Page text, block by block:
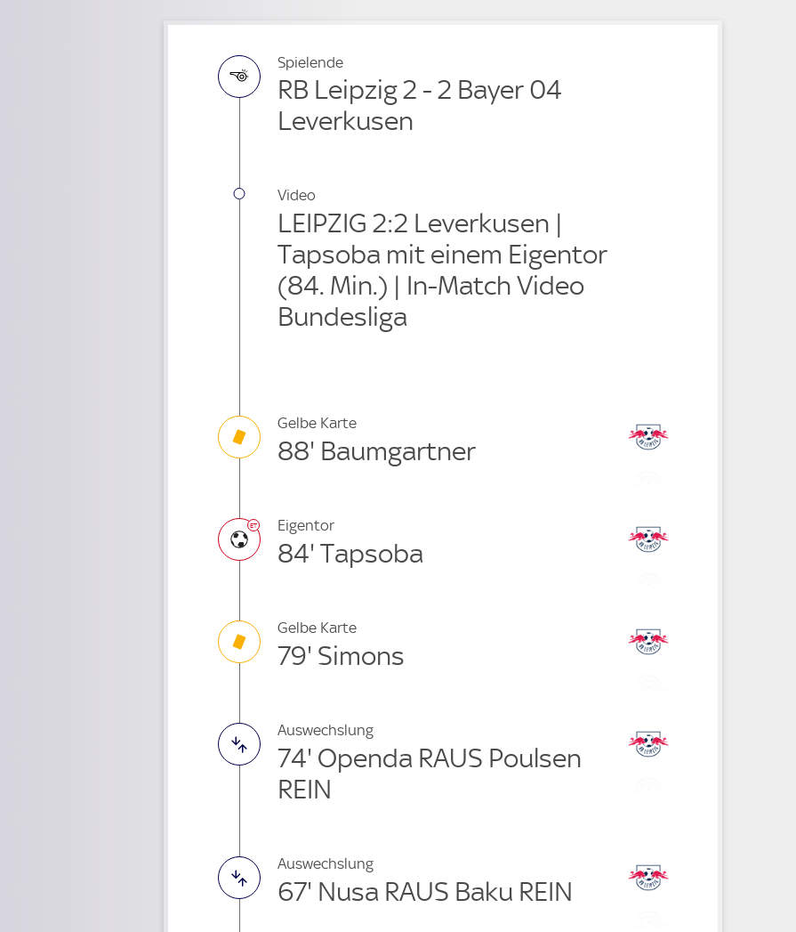
Spielende
RB Leipzig 2 - 2 Bayer 04
Leverkusen
Video
LEIPZIG 2:2 Leverkusen |
Tapsoba mit einem Eigentor
(84. Min.) | In-Match Video
Bundesliga
Gelbe Karte
88' Baumgartner
Eigentor
84' Tapsoba
Gelbe Karte
79' Simons
Auswechslung
74' Openda RAUS Poulsen
REIN
Auswechslung
67' Nusa RAUS Baku REIN